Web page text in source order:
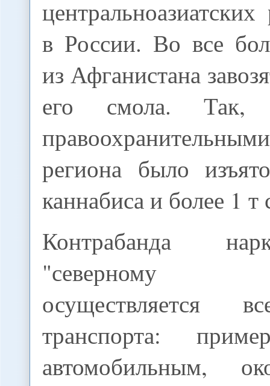
в России. Во все
из Афганистана
его смола.
региона было
каннабиса и более 1
Контрабанда
"северному
осуществляется
транспорта:
автомобильным,